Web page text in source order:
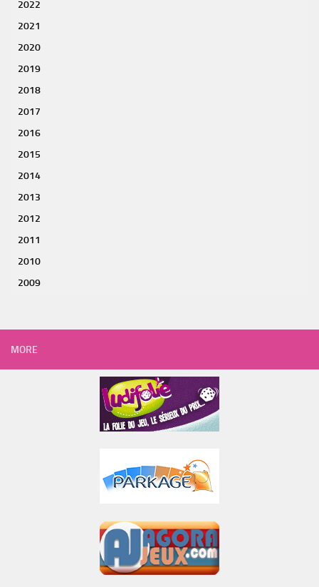
2022
2021
2020
2019
2018
2017
2016
2015
2014
2013
2012
2011
2010
2009
MORE